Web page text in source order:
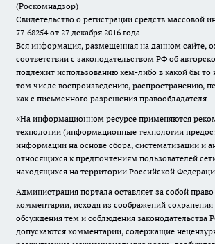
(Роскомнадзор)
Свидетельство о регистрации средств
77-68254 от 27 декабря 2016 года.
Вся информация, размещенная на данном сайте,
соответствии с законодательством РФ об
подлежит использованию кем-либо в какой бы
том числе воспроизведению, распространению,
как с письменного разрешения правообладателя.
«На информационном ресурсе применяются
технологии (информационные технологии
информации на основе сбора, систематизации и
относящихся к предпочтениям пользователей
находящихся на территории Российской
Администрация портала оставляет за собой
комментарии, исходя из соображений сохранения
обсуждения тем и соблюдения законодательства
допускаются комментарии, содержащие